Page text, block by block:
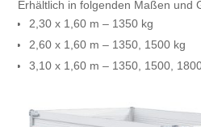
Erhältlich in folgenden Maßen und
2,30 x 1,60 m – 1350 kg
2,60 x 1,60 m – 1350, 1500 kg
3,10 x 1,60 m – 1350, 1500,